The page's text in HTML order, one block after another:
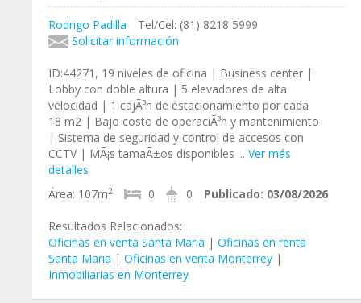
Rodrigo Padilla
Tel/Cel: (81) 8218 5999
Solicitar información
ID:44271, 19 niveles de oficina | Business center |
Lobby con doble altura | 5 elevadores de alta
velocidad | 1 cajÃ³n de estacionamiento por cada
18 m2 | Bajo costo de operaciÃ³n y mantenimiento
| Sistema de seguridad y control de accesos con
CCTV | MÃ¡s tamaÃ±os disponibles ... Ver más
detalles
Área: 107m2 0 0 Publicado: 03/08/2026
Resultados Relacionados:
Oficinas en venta Santa Maria | Oficinas en renta
Santa Maria | Oficinas en venta Monterrey |
Inmobiliarias en Monterrey